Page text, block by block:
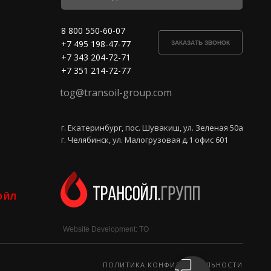
Website Development: TO
8 800 550-60-07
+7 495 198-47-77
+7 343 204-72-71
+7 351 214-72-77
ЗАКАЗАТЬ ЗВОНОК
tog@transoil-group.com
г. Екатеринбург, пос. Шувакиш, ул. Зеленая 50а
г. Челябинск, ул. Малогрузовая д.1 офис 601
ПОЛИТИКА КОНФИДЕНЦИАЛЬНОСТИ